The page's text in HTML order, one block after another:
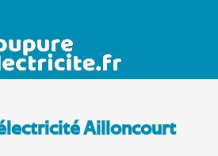
Ailloncourt